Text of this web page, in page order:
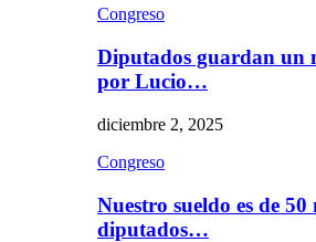
Congreso
Diputados guardan un
por Lucio…
diciembre 2, 2025
Congreso
Nuestro sueldo es de
diputados…